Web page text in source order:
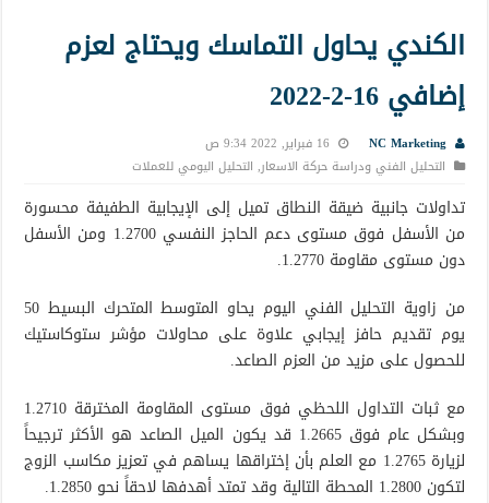
الكندي يحاول التماسك ويحتاج لعزم
إضافي 16-2-2022
NC Marketing
16 فبراير, 2022 9:34 ص
التحليل الفني ودراسة حركة الاسعار, التحليل اليومي للعملات
تداولات جانبية ضيقة النطاق تميل إلى الإيجابية الطفيفة محسورة
من الأسفل فوق مستوى دعم الحاجز النفسي 1.2700 ومن الأسفل
دون مستوى مقاومة 1.2770.
من زاوية التحليل الفني اليوم يحاو المتوسط المتحرك البسيط 50
يوم تقديم حافز إيجابي علاوة على محاولات مؤشر ستوكاستيك
للحصول على مزيد من العزم الصاعد.
مع ثبات التداول اللحظي فوق مستوى المقاومة المخترقة 1.2710
وبشكل عام فوق 1.2665 قد يكون الميل الصاعد هو الأكثر ترجيحاً
لزيارة 1.2765 مع العلم بأن إختراقها يساهم في تعزيز مكاسب الزوج
لتكون 1.2800 المحطة التالية وقد تمتد أهدفها لاحقاً نحو 1.2850.